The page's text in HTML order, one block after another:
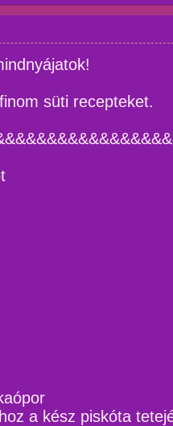
süti recepteket.
a kész piskóta